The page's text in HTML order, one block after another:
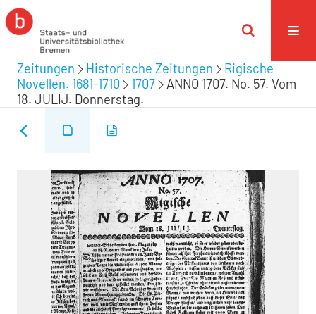
Zeitungen Historische Zeitungen
Rigische
Novellen. 1681-1710
1707
ANNO 1707. No. 57. Vom
18. JULIJ. Donnerstag.